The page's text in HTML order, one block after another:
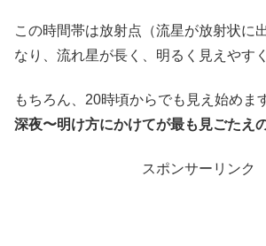
この時間帯は放射点（流星が放射状に
なり、流れ星が長く、明るく見えやす
もちろん、20時頃からでも見え始めま
深夜〜明け方にかけてが最も見ごたえ
スポンサーリンク